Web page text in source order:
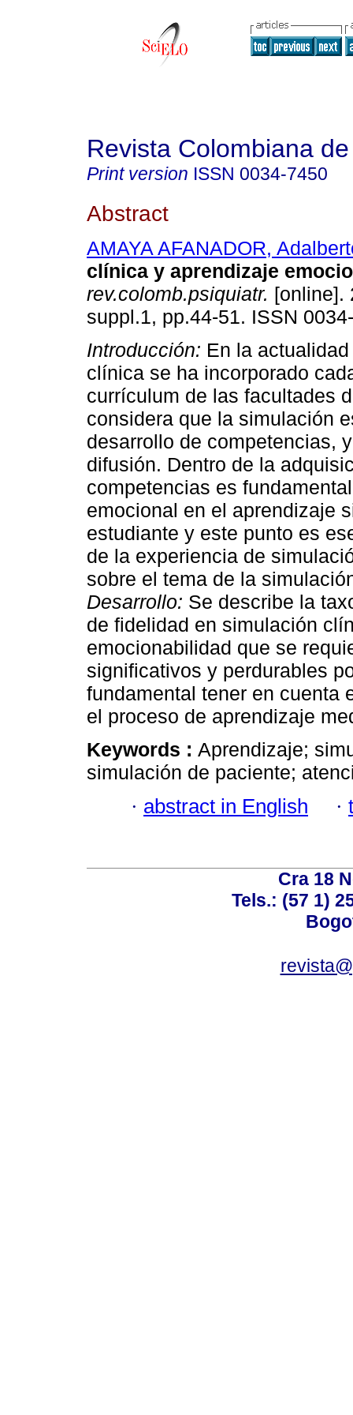
Revista Colombiana
Print version ISSN 0034-7450
Abstract
AMAYA AFANADOR,
clínica y aprendizaje
rev.colomb.psiquiatr. [online].
suppl.1, pp.44-51. ISSN
Introducción: En la
clínica se ha incorporado
currículum de las facultades
considera que la simulación
desarrollo de competencias,
difusión. Dentro de la
competencias es
emocional en el aprendizaje
estudiante y este punto es
de la experiencia de
sobre el tema de la
Desarrollo: Se describe la
de fidelidad en simulación
emocionabilidad que se
significativos y perdurables
fundamental tener en cuenta
el proceso de aprendizaje
Keywords : Aprendizaje;
simulación de paciente;
· abstract in English ·
Cra 18
Tels.: (57 1)